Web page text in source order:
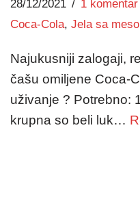
28/12/2021
1 komentar
Coca-Cola, Jela sa
Najukusniji zalogaji,
čašu omiljene Coca-
uživanje ? Potrebno:
krupna so beli luk…